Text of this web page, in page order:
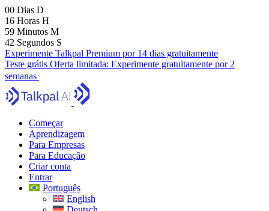
00 Dias D
16 Horas H
59 Minutos M
41 Segundos S
Experimente Talkpal Premium por 14 dias gratuitamente
Teste grátis Oferta limitada: Experimente gratuitamente por 2
semanas
Começar
Aprendizagem
Para Empresas
Para Educação
Criar conta
Entrar
Português
English